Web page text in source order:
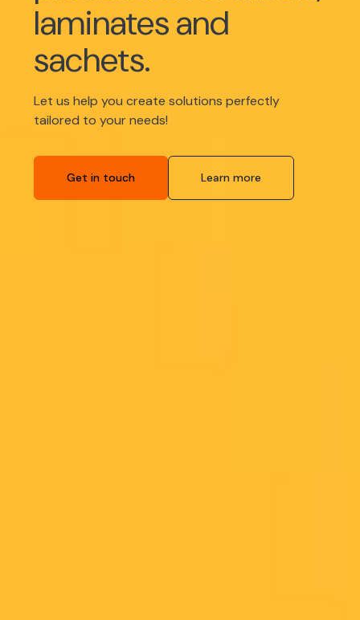
laminates and
sachets.
Let us help you create solutions perfectly
tailored to your needs!
Get in touch Learn more